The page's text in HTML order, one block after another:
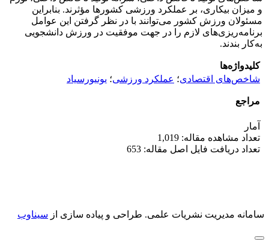
و میزان بیکاری، بر عملکرد ورزشی کشورها مؤثرند. بنابراین
مسئولان ورزش کشور می‌توانند با در نظر گرفتن این عوامل
برنامه‌ریزی‌های لازم را در جهت موفقیت در ورزش دانشجویی
به‌کار بندند.
کلیدواژه‌ها
شاخص‌های اقتصادی؛ عملکرد ورزشی؛ یونیورسیاد
مراجع
آمار
تعداد مشاهده مقاله: 1,019
تعداد دریافت فایل اصل مقاله: 653
سامانه مدیریت نشریات علمی. طراحی و پیاده سازی از سیناوب